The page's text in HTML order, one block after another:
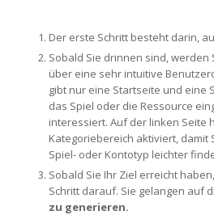
Der erste Schritt besteht darin,
Sobald Sie drinnen sind, werden
über eine sehr intuitive
gibt nur eine Startseite und eine
das Spiel oder die Ressource
interessiert. Auf der linken Seite
Kategoriebereich aktiviert, damit
Spiel- oder Kontotyp leichter
Sobald Sie Ihr Ziel erreicht
Schritt darauf. Sie gelangen auf
zu generieren.